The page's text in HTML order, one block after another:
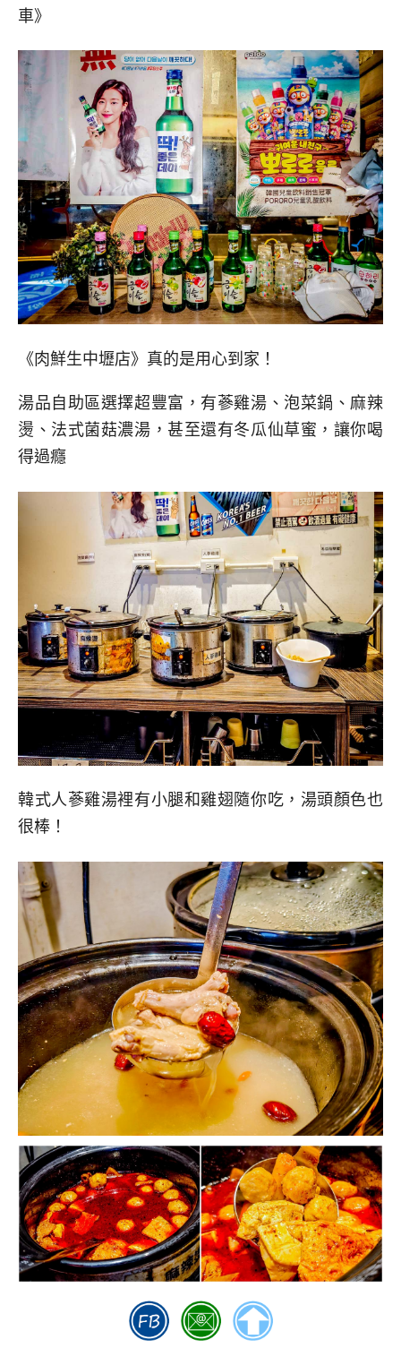
車》
《肉鮮生中壢店》真的是用心到家！
湯品自助區選擇超豐富，有蔘雞湯、泡菜鍋、麻辣
燙、法式菌菇濃湯，甚至還有冬瓜仙草蜜，讓你喝
得過癮
韓式人蔘雞湯裡有小腿和雞翅隨你吃，湯頭顏色也
很棒！